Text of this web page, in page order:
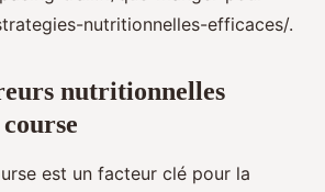
nutritionnelles-efficaces/.
nutritionnelles
est un facteur clé pour la